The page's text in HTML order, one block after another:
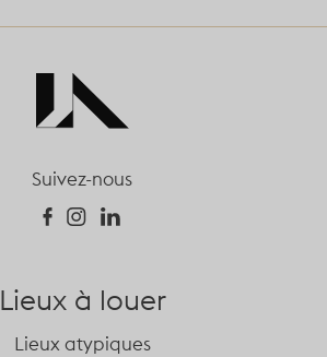
Suivez-nous
Lieux à louer
Lieux atypiques